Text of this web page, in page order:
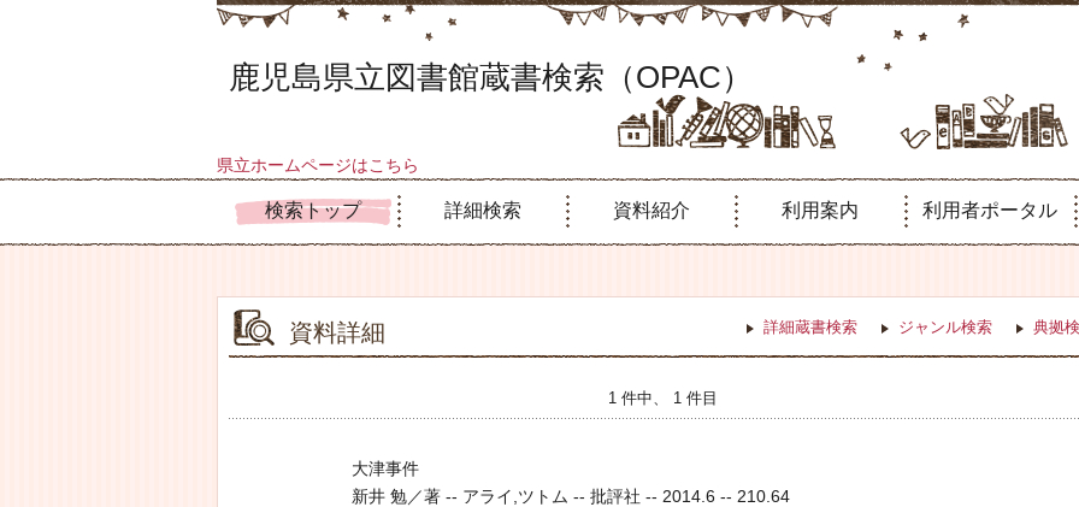
鹿児島県立図書館蔵書検索（OPAC）
県立ホームページはこちら
検索トップ 詳細検索 資料紹介 利用案内 利用者ポータル
資料詳細 詳細蔵書検索 ジャンル検索 典拠
1 件中、 1 件目
大津事件
新井 勉／著 -- アライ,ツトム -- 批評社 -- 2014.6 -- 210.64